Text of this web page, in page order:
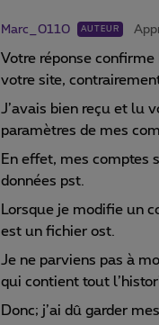
Marc_0110 AUTEUR
Votre réponse
votre site,
J’avais bien reçu et lu
paramètres de mes
En effet, mes comptes
données pst.
Lorsque je modifie un
est un fichier ost.
Je ne parviens pas à
qui contient tout
Donc; j’ai dû garder